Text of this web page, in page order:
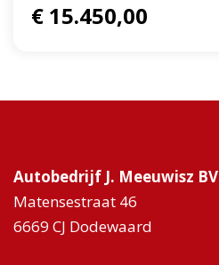
€ 15.450,00
Autobedrijf J. Meeuwisz BV
Matensestraat 46
6669 CJ Dodewaard